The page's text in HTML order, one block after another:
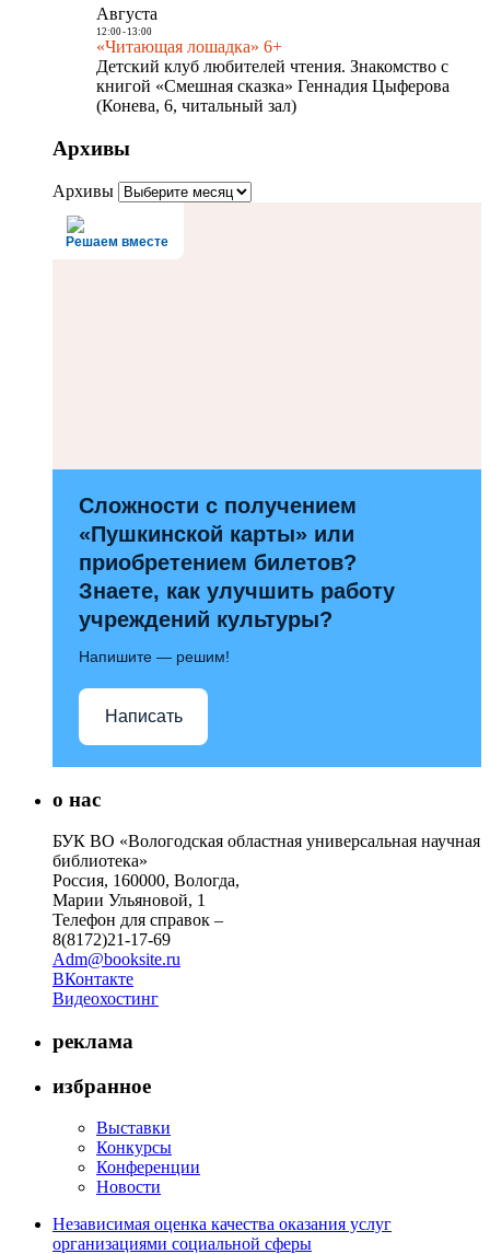
Августа
12:00- 13:00
«Читающая лошадка» 6+
Детский клуб любителей чтения. Знакомство с
книгой «Смешная сказка» Геннадия Цыферова
(Конева, 6, читальный зал)
Архивы
Архивы
Решаем вместе
Сложности с получением
«Пушкинской карты» или
приобретением билетов?
Знаете, как улучшить работу
учреждений культуры?
Напишите — решим!
Написать
о нас
БУК ВО «Вологодская областная универсальная научная
библиотека»
Россия, 160000, Вологда,
Марии Ульяновой, 1
Телефон для справок –
8(8172)21-17-69
Adm@booksite.ru
ВКонтакте
Видеохостинг
реклама
избранное
Выставки
Конкурсы
Конференции
Новости
Независимая оценка качества оказания услуг
организациями социальной сферы